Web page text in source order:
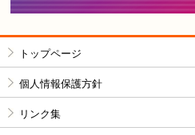
トップページ
個人情報保護方針
リンク集